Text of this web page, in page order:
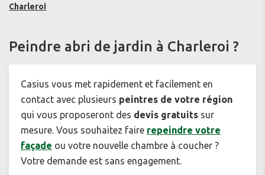
Charleroi
Peindre abri de jardin à Charleroi ?
Casius vous met rapidement et facilement en
contact avec plusieurs peintres de votre région
qui vous proposeront des devis gratuits sur
mesure. Vous souhaitez faire repeindre votre
façade ou votre nouvelle chambre à coucher ?
Votre demande est sans engagement.